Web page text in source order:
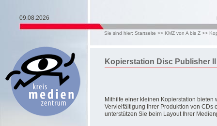
09.08.2026
Sie sind hier: Startseite >> KMZ von A bis Z >>
Kopierstation Disc Publisher
Mithilfe einer kleinen Kopierstation bieten
Vervielfältigung Ihrer Produktion von CDs
unterstützen Sie beim Layout Ihrer